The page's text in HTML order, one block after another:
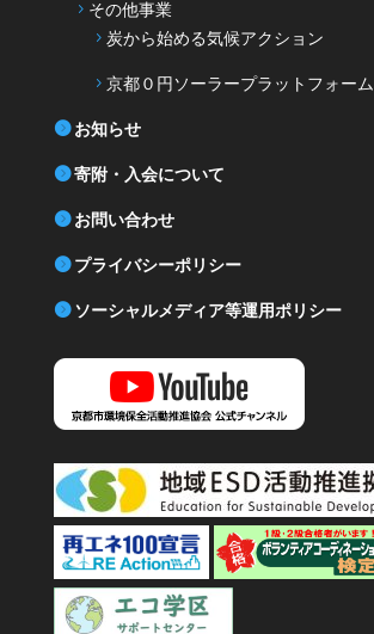
その他事業
炭から始める気候アクション
京都０円ソーラープラットフォーム
お知らせ
寄附・入会について
お問い合わせ
プライバシーポリシー
ソーシャルメディア等運用ポリシー